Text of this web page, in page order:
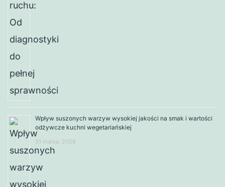
Wpływ suszonych warzyw wysokiej jakości na smak i wartości
odżywcze kuchni wegetariańskiej
31 marca, 2026